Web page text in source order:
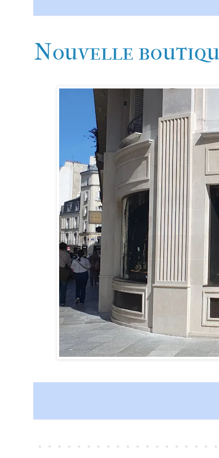
Nouvelle